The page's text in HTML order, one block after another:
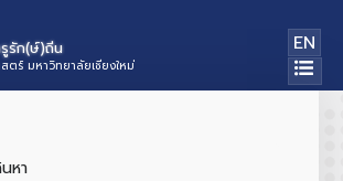
รัก(ษ์)ถิ่น
ตร์ มหาวิทยาลัยเชียงใหม่
EN
หา